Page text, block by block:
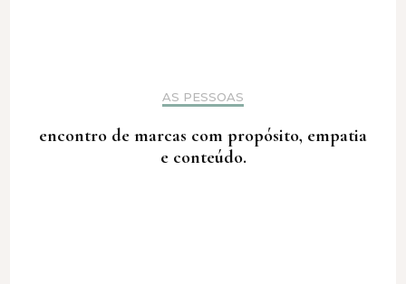
AS PESSOAS
encontro de marcas com propósito, empatia
e conteúdo.